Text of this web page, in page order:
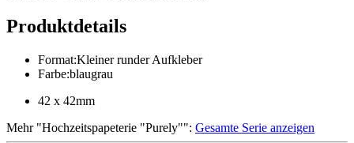
Produktdetails
Format:Kleiner runder Aufkleber
Farbe:blaugrau
42 x 42mm
Mehr"Hochzeitspapeterie "Purely"": Gesamte Serie anzeigen